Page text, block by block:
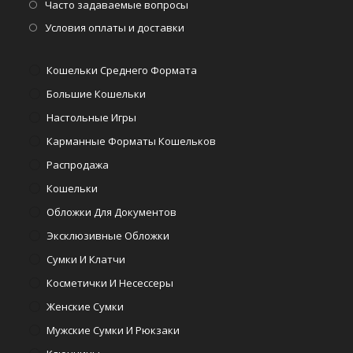
Часто задаваемые вопросы
Условия оплаты и доставки
новой
Кошельки Среднего Формата
Большие Кошельки
Настольные Игры
Карманные Форматы Кошельков
Распродажа
Кошельки
Обложки Для Документов
Эксклюзивные Обложки
Сумки И Клатчи
Косметички И Несессеры
Женские Сумки
Мужские Сумки И Рюкзаки